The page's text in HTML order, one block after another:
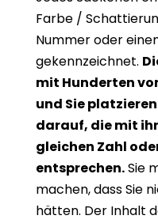
Farbe /
Nummer oder
gekennzeichnet.
mit Hunderten
und Sie
darauf, die mit
gleichen Zahl
entsprechen.Sie
machen, dass Sie
hätten. Der Inhalt